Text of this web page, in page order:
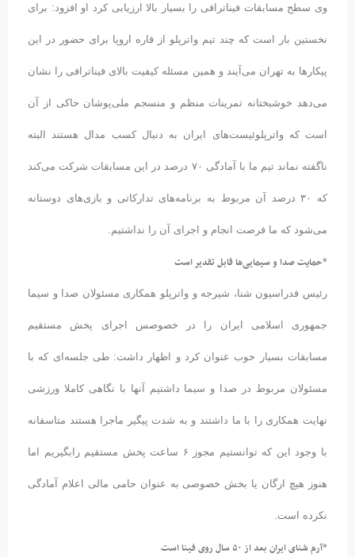
وی سطح مسابقات فیناترافی را بسیار بالا ارزیابی کرد او افزود: برای
نخستین بار است که چند تیم واترپلو از قاره اروپا برای حضور در این
پیکارها به تهران می‌آیند و همین مسئله کیفیت بالای فیناترافی را نشان
می‌دهد خوشبختانه تمرینات منظم و منسجم ملی‌پوشان حاکی از آن
است که واترپلوئیست‌های ایران به دنبال کسب مدال هستند البته
ناگفته نماند تیم ما با آمادگی ۷۰ درصد در این مسابقات شرکت می‌کند
که ۳۰ درصد آن مربوط به برنامه‌های تدارکاتی و بازی‌های دوستانه
می‌شود که ما فرصت انجام و اجرای آن را نداشتیم.
*حمایت صدا و سیمایی‌ها قابل تقدیر است
رئیس فدراسیون شنا،‌ شیرجه و واترپلو همکاری مسئولان صدا و سیما
جمهوری اسلامی ایران را در خصوصس اجرای پخش مستقیم
مسابقات بسیار خوب عنوان کرد و اظهار داشت: طی جلسه‌ای که با
مسئولان مربوط در صدا و سیما داشتیم آنها با نگاهی کاملا ورزشی
نهایت همکاری را با ما داشتند و به شدت پیگیر ماجرا هستند متاسفانه
با وجود این که توانستیم مجوز ۶ ساعت پخش مستقیم رابگیریم اما
هنوز هیچ ارگان یا بخش خصوصی به عنوان حامی مالی اعلام آمادگی
نکرده است.
*آرم شنای ایران بعد از ۵۰ سال روی فینا است